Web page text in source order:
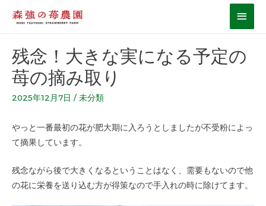
残念！大きな実になる予定の
苺の摘み取り
2025年12月7日 / 未分類
やっと一番最初の花が肥大期に入ろうとしましたが不受粉によっ
て摘果しています。
残念ながら後で大きくなるということはなく、需要もないので他
の花に栄養を送り込む方が得策なので手入れの時に除けてます。